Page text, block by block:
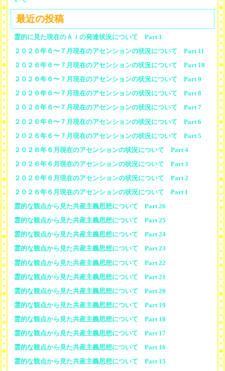
最近の投稿
霊的に見た現在のＡＩの発達状況について Part 1
２０２６年６〜７月現在のアセンションの状況について Part 11
２０２６年６〜７月現在のアセンションの状況について Part 10
２０２６年６〜７月現在のアセンションの状況について Part 9
２０２６年６〜７月現在のアセンションの状況について Part 8
２０２６年６〜７月現在のアセンションの状況について Part 7
２０２６年６〜７月現在のアセンションの状況について Part 6
２０２６年６〜７月現在のアセンションの状況について Part 5
２０２６年６月現在のアセンションの状況について Part 4
２０２６年６月現在のアセンションの状況について Part 3
２０２６年６月現在のアセンションの状況について Part 2
２０２６年６月現在のアセンションの状況について Part 1
霊的な観点から見た共産主義思想について Part 26
霊的な観点から見た共産主義思想について Part 25
霊的な観点から見た共産主義思想について Part 24
霊的な観点から見た共産主義思想について Part 23
霊的な観点から見た共産主義思想について Part 22
霊的な観点から見た共産主義思想について Part 21
霊的な観点から見た共産主義思想について Part 20
霊的な観点から見た共産主義思想について Part 19
霊的な観点から見た共産主義思想について Part 18
霊的な観点から見た共産主義思想について Part 17
霊的な観点から見た共産主義思想について Part 16
霊的な観点から見た共産主義思想について Part 15